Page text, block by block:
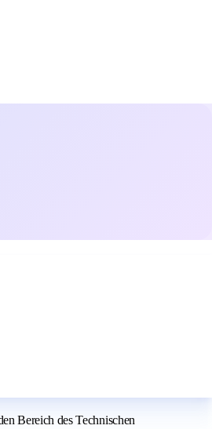
Bereich des Technischen